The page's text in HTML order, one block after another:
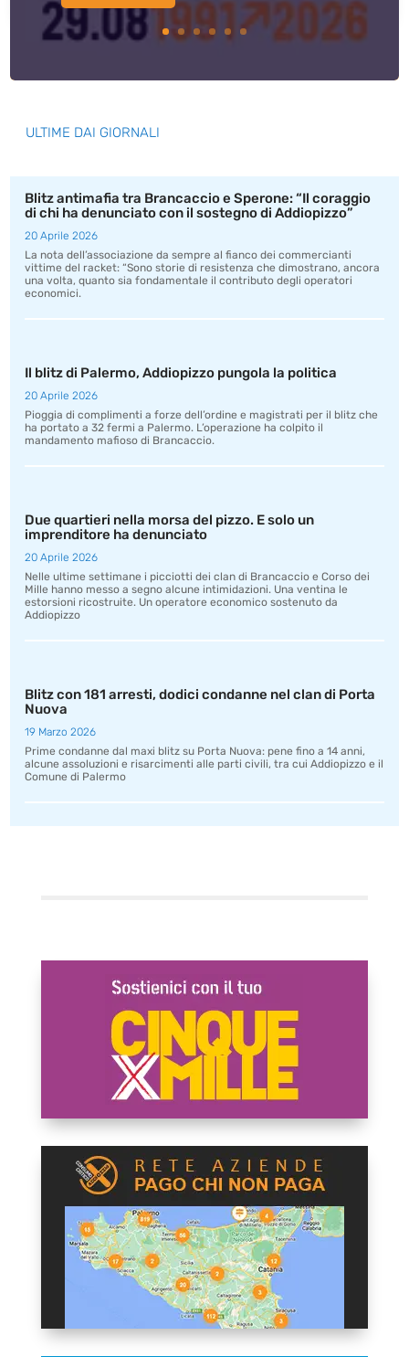
ULTIME DAI GIORNALI
Blitz antimafia tra Brancaccio e Sperone: “Il coraggio
di chi ha denunciato con il sostegno di Addiopizzo”
20 Aprile 2026
La nota dell’associazione da sempre al fianco dei commercianti
vittime del racket: “Sono storie di resistenza che dimostrano, ancora
una volta, quanto sia fondamentale il contributo degli operatori
economici.
Il blitz di Palermo, Addiopizzo pungola la politica
20 Aprile 2026
Pioggia di complimenti a forze dell’ordine e magistrati per il blitz che
ha portato a 32 fermi a Palermo. L’operazione ha colpito il
mandamento mafioso di Brancaccio.
Due quartieri nella morsa del pizzo. E solo un
imprenditore ha denunciato
20 Aprile 2026
Nelle ultime settimane i picciotti dei clan di Brancaccio e Corso dei
Mille hanno messo a segno alcune intimidazioni. Una ventina le
estorsioni ricostruite. Un operatore economico sostenuto da
Addiopizzo
Blitz con 181 arresti, dodici condanne nel clan di Porta
Nuova
19 Marzo 2026
Prime condanne dal maxi blitz su Porta Nuova: pene fino a 14 anni,
alcune assoluzioni e risarcimenti alle parti civili, tra cui Addiopizzo e il
Comune di Palermo